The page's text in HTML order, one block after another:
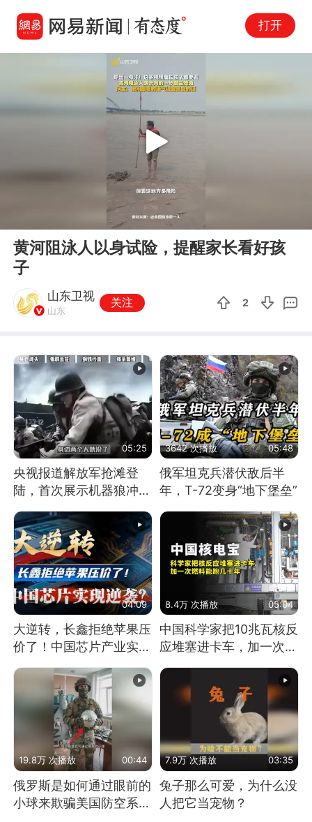
打开
Play
黄河阻泳人以身试险，提醒家长看好孩
子
山东卫视
山东
关注 2
05:25
央视报道解放军抢滩登
陆，首次展示机器狼冲
滩！传统登陆彻底终结
3642 次播放 05:48
俄军坦克兵潜伏敌后半
年，T-72变身“地下堡垒”
04:09
大逆转，长鑫拒绝苹果压
价了！中国芯片产业实现
8.4万 次播放 05:04
中国科学家把10兆瓦核反
应堆塞进卡车，加一次燃
19.8万 次播放 00:44
俄罗斯是如何通过眼前的
小球来欺骗美国防空系统
7.9万 次播放 03:35
兔子那么可爱，为什么没
人把它当宠物？